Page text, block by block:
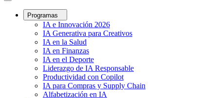
Programas
IA e Innovación 2026
IA Generativa para Creativos
IA en la Salud
IA en Finanzas
IA en el Deporte
Liderazgo de IA Responsable
Productividad con Copilot
IA para Compras y Supply Chain
Alfabetización en IA